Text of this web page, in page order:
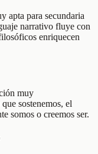
apta para secundaria
narrativo fluye con
enriquecen
muy
sostenemos, el
somos o creemos ser.